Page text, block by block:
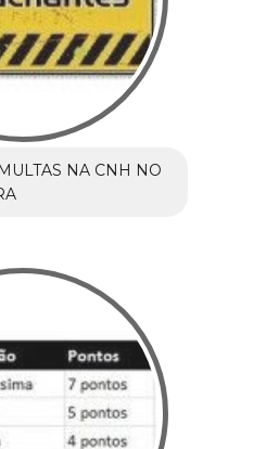
NA CNH NO